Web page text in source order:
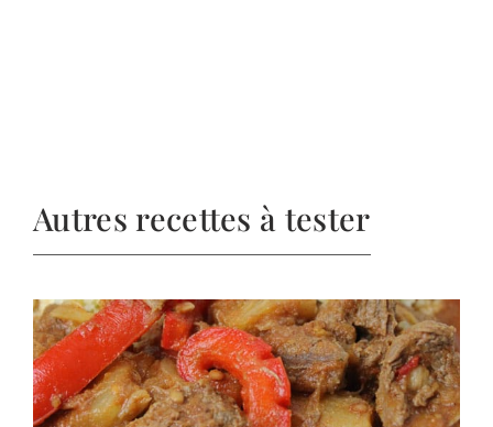
Autres recettes à tester